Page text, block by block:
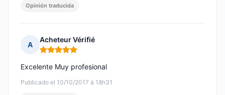
Opinión traducida
A
Acheteur Vérifié
Nota: 5 de 5
Publicado el 10/10/2017 à 18h31
Excelente Muy profesional